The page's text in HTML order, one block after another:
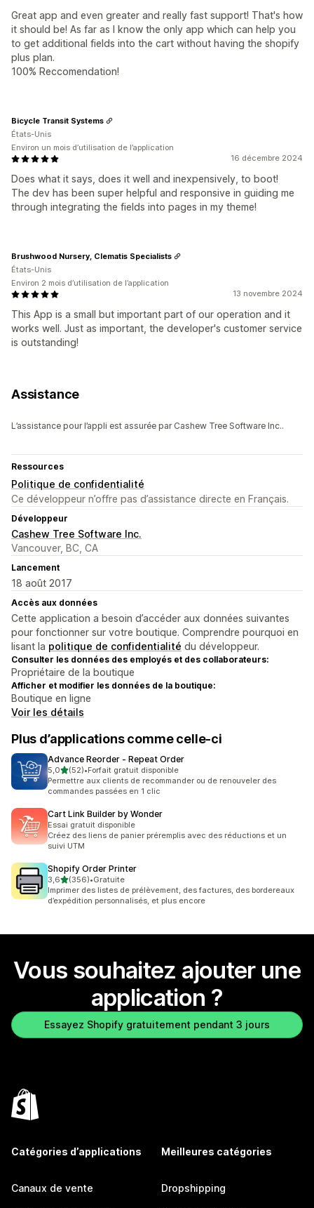
Great app and even greater and really fast support! That's how
it should be! As far as I know the only app which can help you
to get additional fields into the cart without having the shopify
plus plan.
100% Reccomendation!
16 décembre 2024
Does what it says, does it well and inexpensively, to boot!
The dev has been super helpful and responsive in guiding me
through integrating the fields into pages in my theme!
Bicycle Transit Systems
États-Unis
Environ un mois d’utilisation de l’application
13 novembre 2024
This App is a small but important part of our operation and it
works well. Just as important, the developer's customer service
is outstanding!
Brushwood Nursery, Clematis Specialists
États-Unis
Environ 2 mois d’utilisation de l’application
Assistance
L’assistance pour l’appli est assurée par Cashew Tree Software Inc..
Ressources
Politique de confidentialité
Ce développeur n’offre pas d’assistance directe en Français.
Développeur
Cashew Tree Software Inc.
Vancouver, BC, CA
Lancement
18 août 2017
Accès aux données
Cette application a besoin d’accéder aux données suivantes
pour fonctionner sur votre boutique. Comprendre pourquoi en
lisant la politique de confidentialité du développeur.
Consulter les données des employés et des collaborateurs:
Propriétaire de la boutique
Afficher et modifier les données de la boutique:
Boutique en ligne
Voir les détails
Plus d’applications comme celle-ci
Advance Reorder ‑ Repeat Order
5,0étoile(s) sur 5
(52)
52 avis au total
•Forfait gratuit disponible
Permettre aux clients de recommander ou de renouveler des
commandes passées en 1 clic
Cart Link Builder by Wonder
Essai gratuit disponible
Créez des liens de panier préremplis avec des réductions et un
suivi UTM
Shopify Order Printer
3,6étoile(s) sur 5
(356)
356 avis au total
•Gratuite
Imprimer des listes de prélèvement, des factures, des bordereaux
d’expédition personnalisés, et plus encore
Vous souhaitez ajouter une
application ?
Essayez Shopify gratuitement pendant 3 jours
Catégories d’applications
Canaux de vente
Meilleures catégories
Dropshipping